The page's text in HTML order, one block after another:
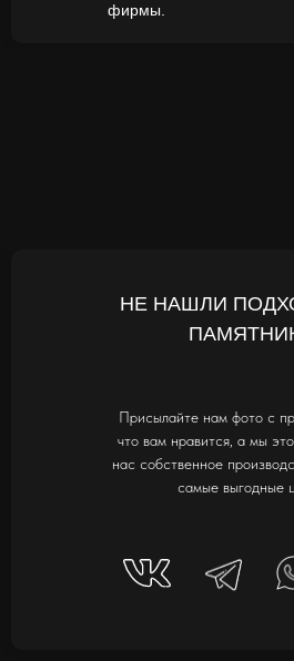
фирмы.
НЕ НАШЛИ
Присылайте нам фото с
что вам нравится, а мы
нас собственное
самые выгодные